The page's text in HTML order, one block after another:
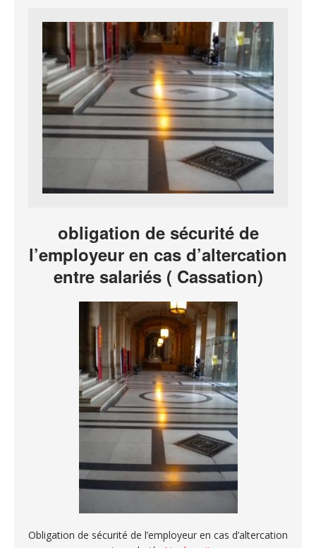
obligation de sécurité de
l’employeur en cas d’altercation
entre salariés ( Cassation)
Obligation de sécurité de l’employeur en cas d’altercation